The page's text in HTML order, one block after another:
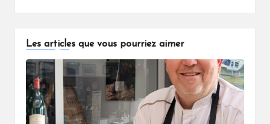
Les articles que vous pourriez aimer